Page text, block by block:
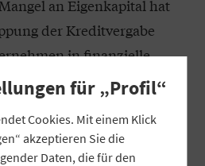
an Eigenkapital hat
der Kreditvergabe
in finanzielle
und damit die Rezession
der Rezession hat
der Unternehmen
deren Möglichkeit zur
für „Profil“
Cookies. Mit einem Klick
akzeptieren Sie die
Daten, die für den